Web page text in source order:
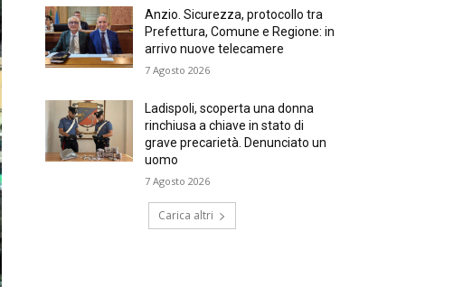
Anzio. Sicurezza, protocollo tra
Prefettura, Comune e Regione: in
arrivo nuove telecamere
7 Agosto 2026
Ladispoli, scoperta una donna
rinchiusa a chiave in stato di
grave precarietà. Denunciato un
uomo
7 Agosto 2026
Carica altri